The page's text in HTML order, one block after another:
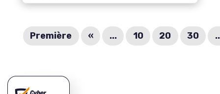
Première « ... 10 20 30